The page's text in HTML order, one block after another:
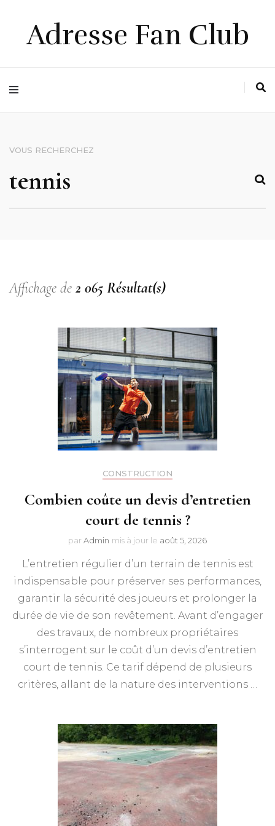
Adresse Fan Club
VOUS RECHERCHEZ
RECHERCHER :
Affichage de 2 065 Résultat(s)
CONSTRUCTION
Combien coûte un devis d’entretien
court de tennis ?
par Admin mis à jour le août 5, 2026
L’entretien régulier d’un terrain de tennis est
indispensable pour préserver ses performances,
garantir la sécurité des joueurs et prolonger la
durée de vie de son revêtement. Avant d’engager
des travaux, de nombreux propriétaires
s’interrogent sur le coût d’un devis d’entretien
court de tennis. Ce tarif dépend de plusieurs
critères, allant de la nature des interventions …